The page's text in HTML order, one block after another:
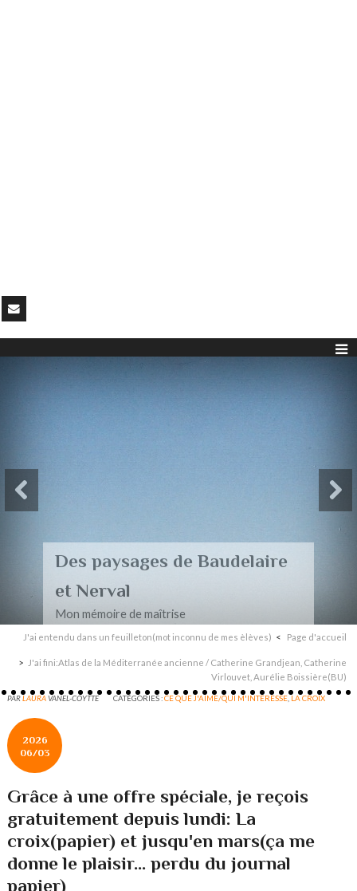
Des paysages de Baudelaire
et Nerval
Mon mémoire de maîtrise
J'ai entendu dans un feuilleton(mot inconnu de mes èlèves) Page d'accueil
J'ai fini:Atlas de la Méditerranée ancienne / Catherine Grandjean, Catherine
Virlouvet, Aurélie Boissière(BU)
PARLAURAVANEL-COYTTE CATÉGORIES :CE QUE J'AIME/QUI M'INTERESSE,LA CROIX
2026
06/03
Grâce à une offre spéciale, je reçois
gratuitement depuis lundi: La
croix(papier) et jusqu'en mars(ça me
donne le plaisir... perdu du journal
papier)